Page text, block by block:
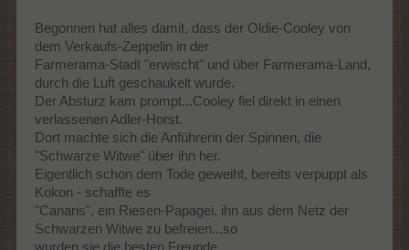
Begonnen hat alles damit, dass der Oldie-Cooley von
dem Verkaufs-Zeppelin in der
Farmerama-Stadt "erwischt" und über Farmerama-Land,
durch die Luft geschaukelt wurde.
Der Absturz kam prompt...Cooley fiel direkt in einen
verlassenen Adler-Horst.
Dort machte sich die Anführerin der Spinnen, die
"Schwarze Witwe" über ihn her.
Eigentlich schon dem Tode geweiht, bereits verpuppt als
Kokon - schaffte es
"Canaris", ein Riesen-Papagei, ihn aus dem Netz der
Schwarzen Witwe zu befreien...so